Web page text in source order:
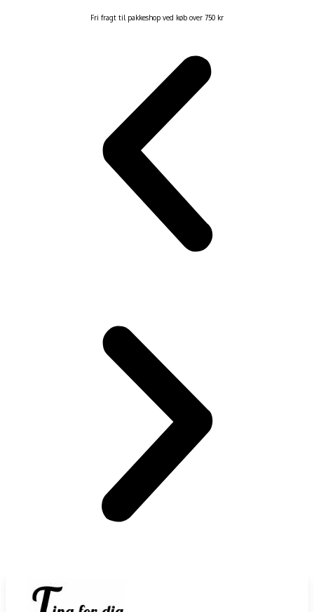
Fri fragt til pakkeshop ved køb over 750 kr